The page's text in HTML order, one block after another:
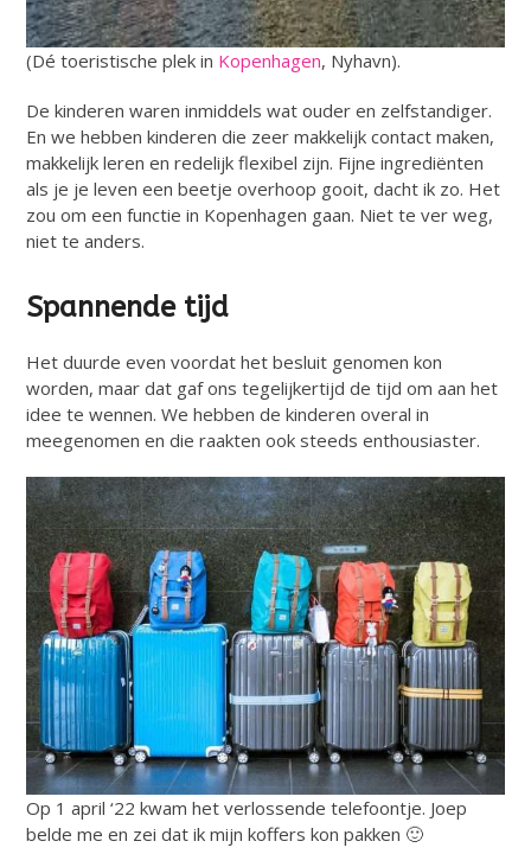
(Dé toeristische plek in Kopenhagen, Nyhavn).
De kinderen waren inmiddels wat ouder en zelfstandiger.
En we hebben kinderen die zeer makkelijk contact maken,
makkelijk leren en redelijk flexibel zijn. Fijne ingrediënten
als je je leven een beetje overhoop gooit, dacht ik zo. Het
zou om een functie in Kopenhagen gaan. Niet te ver weg,
niet te anders.
Spannende tijd
Het duurde even voordat het besluit genomen kon
worden, maar dat gaf ons tegelijkertijd de tijd om aan het
idee te wennen. We hebben de kinderen overal in
meegenomen en die raakten ook steeds enthousiaster.
Op 1 april ‘22 kwam het verlossende telefoontje. Joep
belde me en zei dat ik mijn koffers kon pakken 🙂